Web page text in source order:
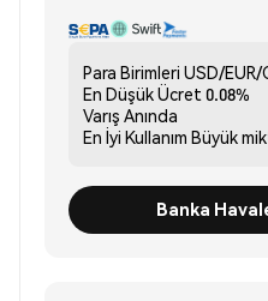
Para Birimleri USD/EUR/
En Düşük Ücret 0.08%
Varış Anında
En İyi Kullanım Büyük
Banka